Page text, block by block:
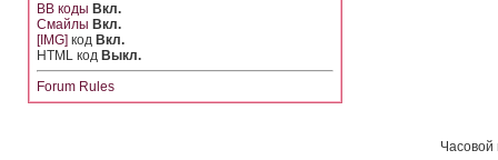
BB коды Вкл.
Смайлы Вкл.
[IMG] код Вкл.
HTML код Выкл.
Forum Rules
Часовой